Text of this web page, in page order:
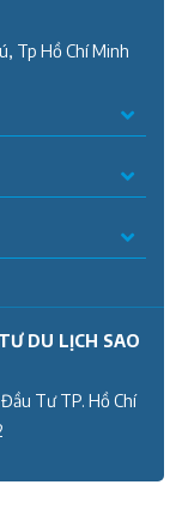
Tp Hồ Chí Minh
DU LỊCH SAO
Tư TP. Hồ Chí